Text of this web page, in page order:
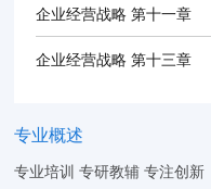
企业经营战略 第十一章
企业经营战略 第十三章
专业概述
专业培训 专研教辅 专注创新